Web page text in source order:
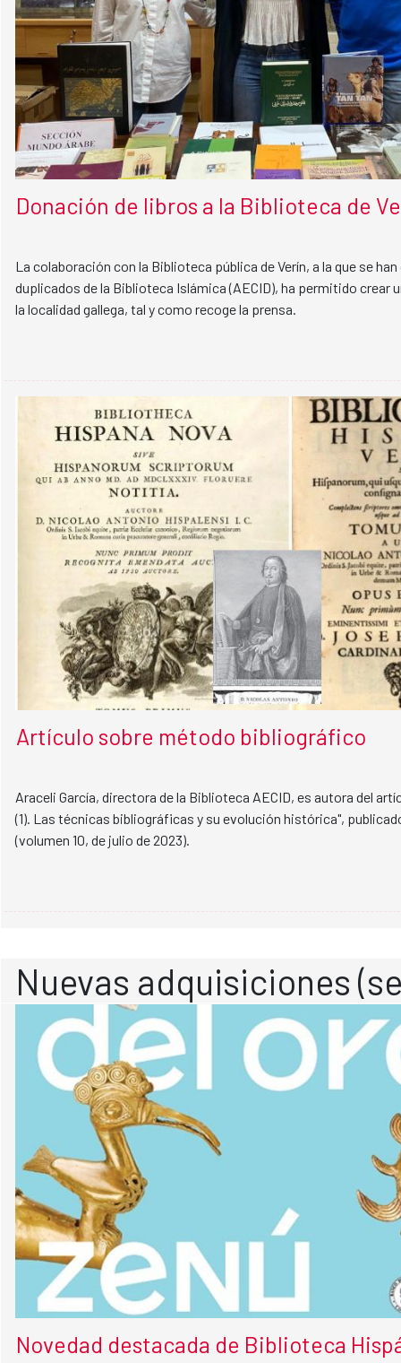
Donación de libros a la Biblioteca de
La colaboración con la Biblioteca pública de Verín, a la que se
duplicados de la Biblioteca Islámica (AECID), ha permitido crear
la localidad gallega, tal y como recoge la prensa.
Artículo sobre método bibliográfico
Araceli García, directora de la Biblioteca AECID, es autora del
(1). Las técnicas bibliográficas y su evolución histórica",
(volumen 10, de julio de 2023).
Nuevas adquisiciones
Novedad destacada de Biblioteca